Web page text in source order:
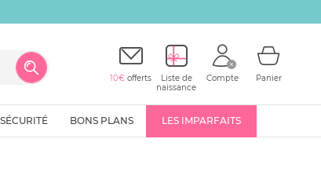
10€ offerts
Liste de
naissance
Compte Panier
SÉCURITÉ BONS PLANS LES IMPARFAITS